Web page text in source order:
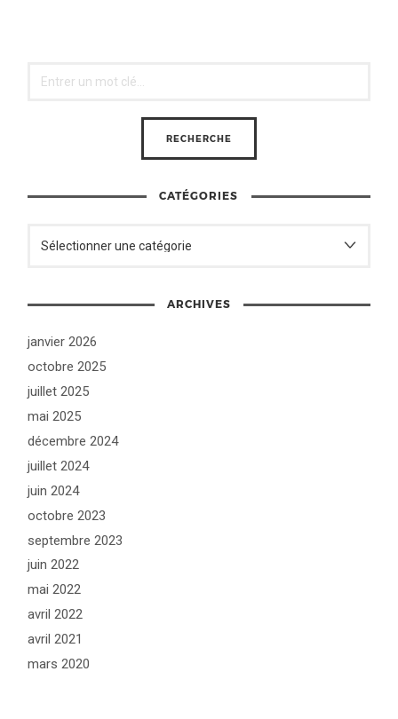
CATÉGORIES
ARCHIVES
janvier 2026
octobre 2025
juillet 2025
mai 2025
décembre 2024
juillet 2024
juin 2024
octobre 2023
septembre 2023
juin 2022
mai 2022
avril 2022
avril 2021
mars 2020